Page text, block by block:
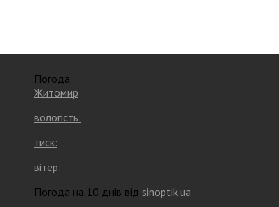
Погода
Житомир
вологість:
тиск:
вітер:
Погода на 10 днів від sinoptik.ua